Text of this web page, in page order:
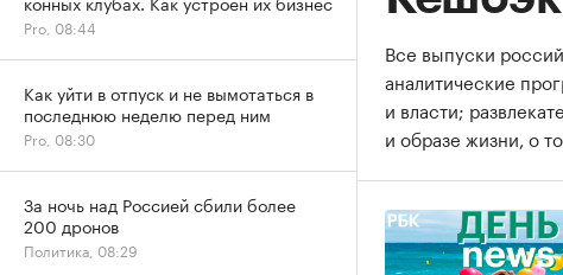
Все выпуски
аналитические
и власти;
и образе жизни, о
Pro, 08:44
Как уйти в отпуск и не вымотаться в
последнюю неделю перед ним
Pro, 08:30
За ночь над Россией сбили более
200 дронов
Политика, 08:29